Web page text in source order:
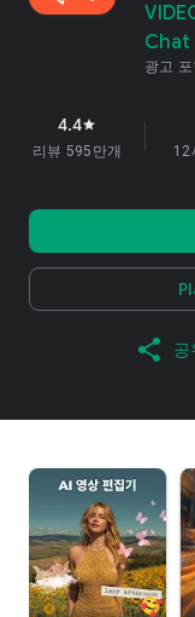
광고
4.4star
리뷰 595만개 12
공